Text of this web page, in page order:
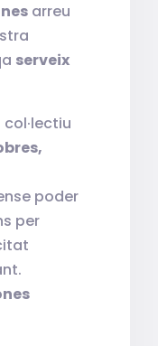
arreu
serveix
col·lectiu
poder
per